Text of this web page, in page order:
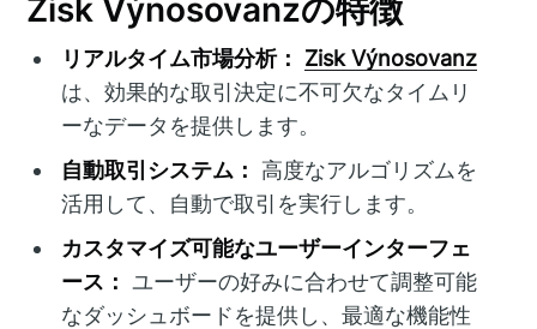
Zisk Výnosovanzの特徴
リアルタイム市場分析：
Zisk Výnosovanz
は、効果的な取引決定に不可欠なタイムリ
ーなデータを提供します。
自動取引システム：
高度なアルゴリズムを
活用して、自動で取引を実行します。
カスタマイズ可能なユーザーインターフェ
ース： ユーザーの好みに合わせて調整可能
なダッシュボードを提供し、最適な機能性